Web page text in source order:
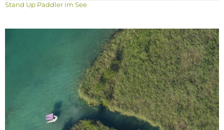
Stand Up Paddler im See